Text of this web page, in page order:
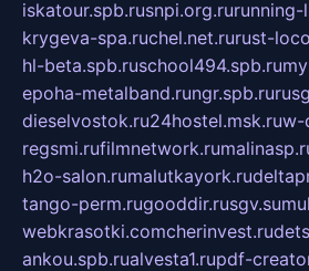
iskatour.spb.rusnpi.org.rurunning-
krygeva-spa.ruchel.net.rurust-
hl-beta.spb.ruschool494.spb.ru
epoha-metalband.rungr.spb.ru
dieselvostok.ru24hostel.msk.ruw-
regsmi.rufilmnetwork.ru
h2o-salon.rumalutkayork.ru
tango-perm.rugooddir.rusgv.su
webkrasotki.comcherinvest.ru
ankou.spb.rualvesta1.rupdf-